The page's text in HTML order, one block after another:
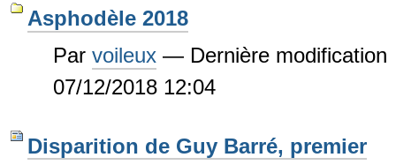
Asphodèle 2018
Par voileux — Dernière modification
07/12/2018 12:04
Disparition de Guy Barré, premier